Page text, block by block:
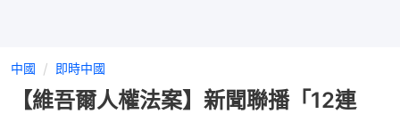
中國 即時中國
【維吾爾人權法案】新聞聯播「12連